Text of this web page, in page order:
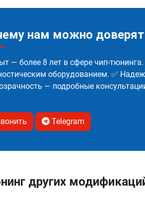
нам можно
— более 8 лет в сфере чип-
оборудованием. ✅
— подробные
Telegram
других